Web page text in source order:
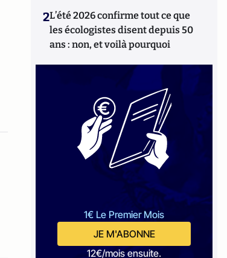
2L’été 2026 confirme tout ce que
les écologistes disent depuis 50
ans : non, et voilà pourquoi
1€ Le Premier Mois
JE M'ABONNE
12€/mois ensuite.